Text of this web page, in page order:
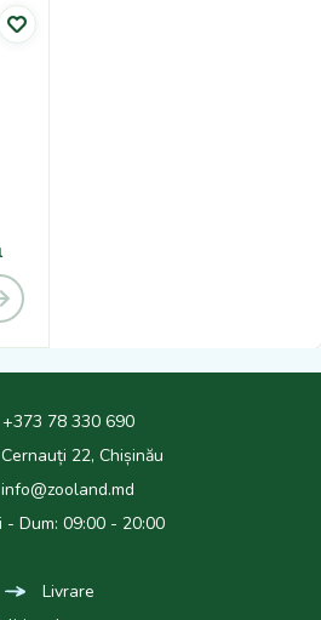
+373 78 330 690
22, Chișinău
info@zooland.md
- Dum: 09:00 - 20:00
Livrare